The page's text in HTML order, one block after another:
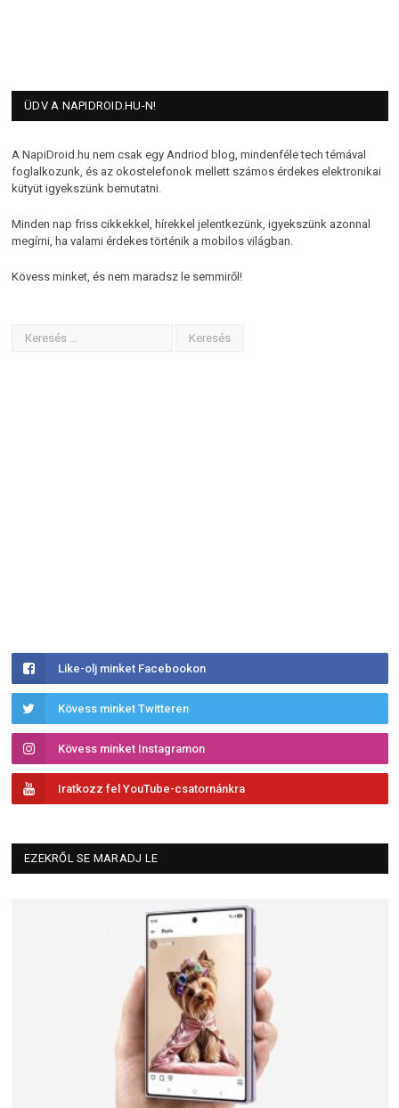
ÜDV A NAPIDROID.HU-N!
A NapiDroid.hu nem csak egy Andriod blog, mindenféle tech témával
foglalkozunk, és az okostelefonok mellett számos érdekes elektronikai
kütyüt igyekszünk bemutatni.
Minden nap friss cikkekkel, hírekkel jelentkezünk, igyekszünk azonnal
megírni, ha valami érdekes történik a mobilos világban.
Kövess minket, és nem maradsz le semmiről!
Like-olj minket Facebookon
Kövess minket Twitteren
Kövess minket Instagramon
Iratkozz fel YouTube-csatornánkra
EZEKRŐL SE MARADJ LE